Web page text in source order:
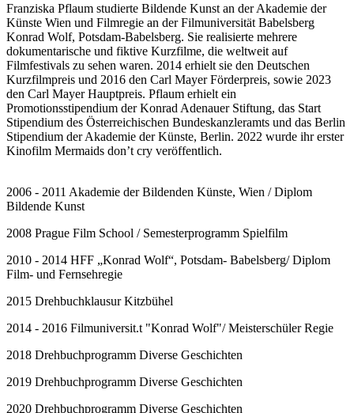
Franziska Pflaum studierte Bildende Kunst an der Akademie der
Künste Wien und Filmregie an der Filmuniversität Babelsberg
Konrad Wolf, Potsdam-Babelsberg. Sie realisierte mehrere
dokumentarische und fiktive Kurzfilme, die weltweit auf
Filmfestivals zu sehen waren. 2014 erhielt sie den Deutschen
Kurzfilmpreis und 2016 den Carl Mayer Förderpreis, sowie 2023
den Carl Mayer Hauptpreis. Pflaum erhielt ein
Promotionsstipendium der Konrad Adenauer Stiftung, das Start
Stipendium des Österreichischen Bundeskanzleramts und das Berlin
Stipendium der Akademie der Künste, Berlin. 2022 wurde ihr erster
Kinofilm Mermaids don’t cry veröffentlich.
2006 - 2011 Akademie der Bildenden Künste, Wien / Diplom
Bildende Kunst
2008 Prague Film School / Semesterprogramm Spielfilm
2010 - 2014 HFF „Konrad Wolf“, Potsdam- Babelsberg/ Diplom
Film- und Fernsehregie
2015 Drehbuchklausur Kitzbühel
2014 - 2016 Filmuniversit.t "Konrad Wolf"/ Meisterschüler Regie
2018 Drehbuchprogramm Diverse Geschichten
2019 Drehbuchprogramm Diverse Geschichten
2020 Drehbuchprogramm Diverse Geschichten